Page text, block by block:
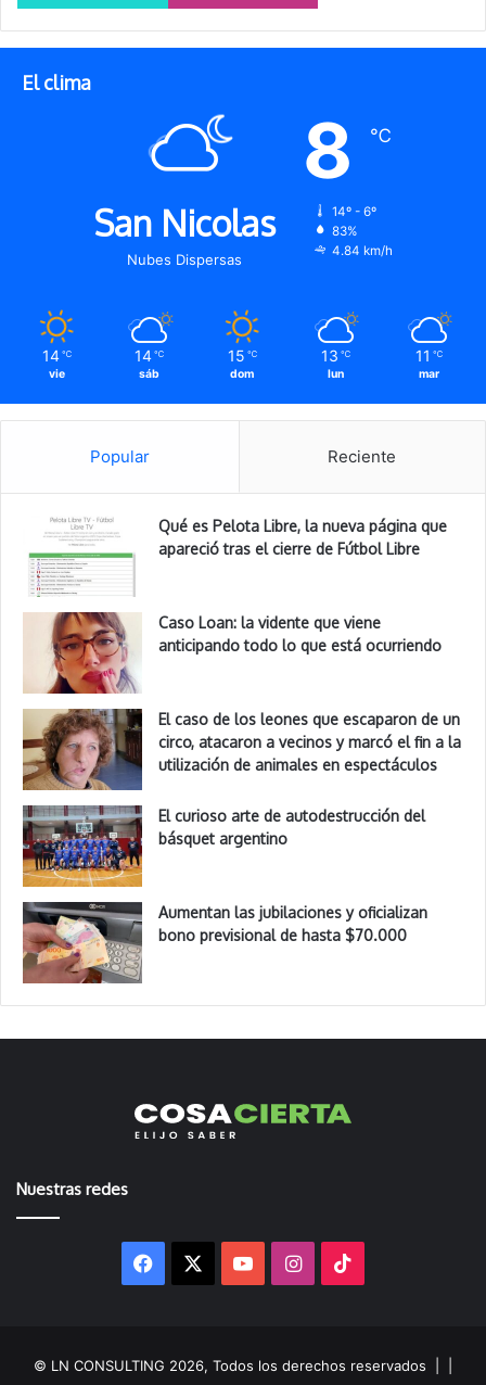
El clima
San Nicolas
Nubes Dispersas
8 ℃
14º - 6º
83%
4.84 km/h
14 ℃
vie
14 ℃
sáb
15 ℃
dom
13 ℃
lun
11 ℃
mar
Popular Reciente
Qué es Pelota Libre, la nueva página que
apareció tras el cierre de Fútbol Libre
Caso Loan: la vidente que viene
anticipando todo lo que está ocurriendo
El caso de los leones que escaparon de un
circo, atacaron a vecinos y marcó el fin a la
utilización de animales en espectáculos
El curioso arte de autodestrucción del
básquet argentino
Aumentan las jubilaciones y oficializan
bono previsional de hasta $70.000
Nuestras redes
Facebook YouTubeInstagram
© LN CONSULTING 2026, Todos los derechos reservados |